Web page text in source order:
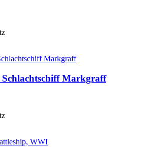
Schlachtschiff Markgraff